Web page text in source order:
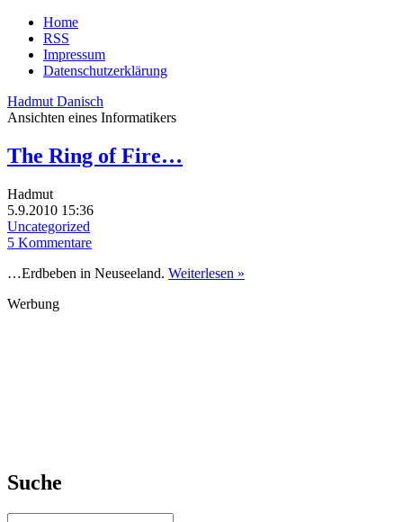
Home
RSS
Impressum
Datenschutzerklärung
Hadmut Danisch
Ansichten eines Informatikers
The Ring of Fire…
Hadmut
5.9.2010 15:36
Uncategorized
5 Kommentare
…Erdbeben in Neuseeland. Weiterlesen »
Werbung
Suche